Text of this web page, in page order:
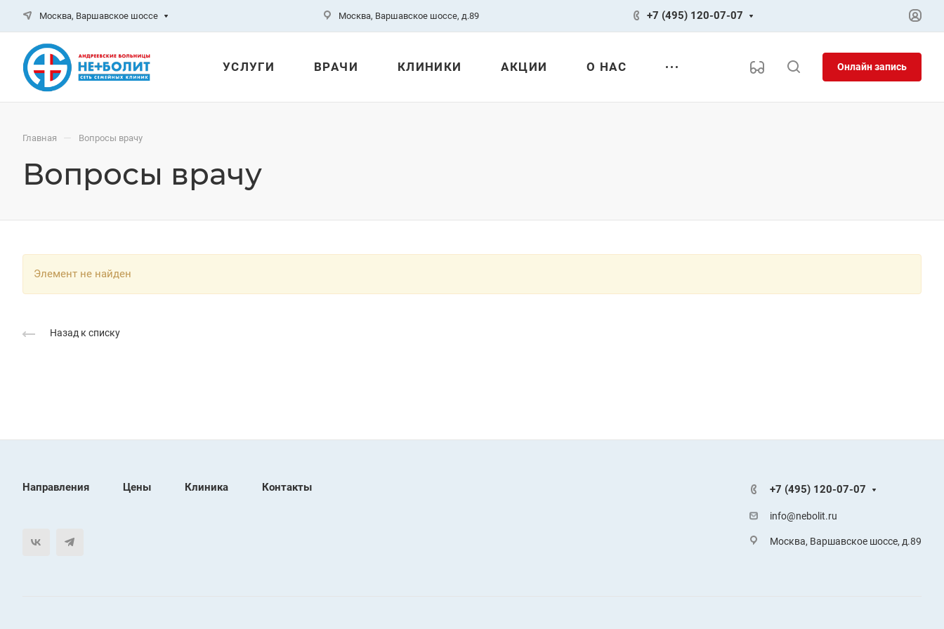
Москва, Варшавское шоссе Москва, Варшавское шоссе, д.89 +7 (495) 120-07-07
УСЛУГИ ВРАЧИ КЛИНИКИ АКЦИИ О НАС Онлайн запись
Главная — Вопросы врачу
Вопросы врачу
Элемент не найден
Назад к списку
Направления Цены Клиника Контакты +7 (495) 120-07-07
info@nebolit.ru
Москва, Варшавское шоссе, д.89